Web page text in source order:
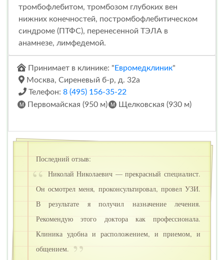
тромбофлебитом, тромбозом глубоких вен
нижних конечностей, постромбофлебитическом
синдроме (ПТФС), перенесенной ТЭЛА в
анамнезе, лимфедемой.
Принимает в клинике: " Евромедклиник"
Москва, Сиреневый б-р, д. 32а
Телефон: 8 (495) 156-35-22
Первомайская (950 м)
Щелковская (930 м)
Последний отзыв:
Николай Николаевич — прекрасный специалист.
Он осмотрел меня, проконсультировал, провел УЗИ.
В результате я получил назначение лечения.
Рекомендую этого доктора как профессионала.
Клиника удобна и расположением, и приемом, и
общением.